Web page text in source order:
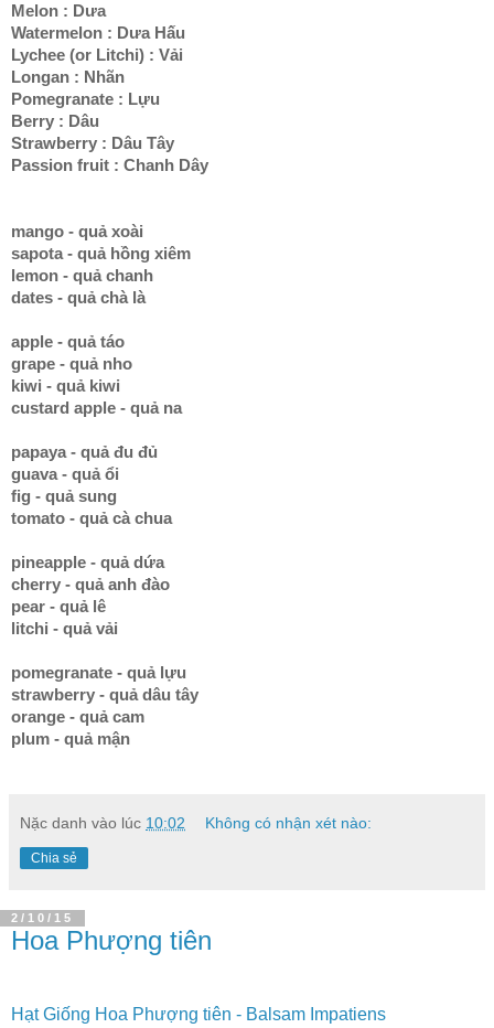
Melon : Dưa
Watermelon : Dưa Hấu
Lychee (or Litchi) : Vải
Longan : Nhãn
Pomegranate : Lựu
Berry : Dâu
Strawberry : Dâu Tây
Passion fruit : Chanh Dây
mango - quả xoài
sapota - quả hồng xiêm
lemon - quả chanh
dates - quả chà là
apple - quả táo
grape - quả nho
kiwi - quả kiwi
custard apple - quả na
papaya - quả đu đủ
guava - quả ổi
fig - quả sung
tomato - quả cà chua
pineapple - quả dứa
cherry - quả anh đào
pear - quả lê
litchi - quả vải
pomegranate - quả lựu
strawberry - quả dâu tây
orange - quả cam
plum - quả mận
Nặc danh vào lúc 10:02 Không có nhận xét nào:
Chia sẻ
2/10/15
Hoa Phượng tiên
Hạt Giống Hoa Phượng tiên - Balsam Impatiens